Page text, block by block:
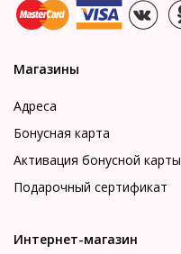
Магазины
Адреса
Бонусная карта
Активация бонусной карты
Подарочный сертификат
Интернет-магазин